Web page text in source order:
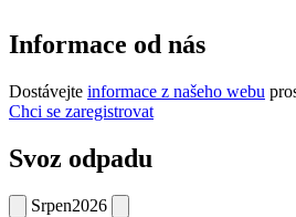
Informace od nás
Dostávejte informace z našeho webu
Chci se zaregistrovat
Svoz odpadu
Srpen2026